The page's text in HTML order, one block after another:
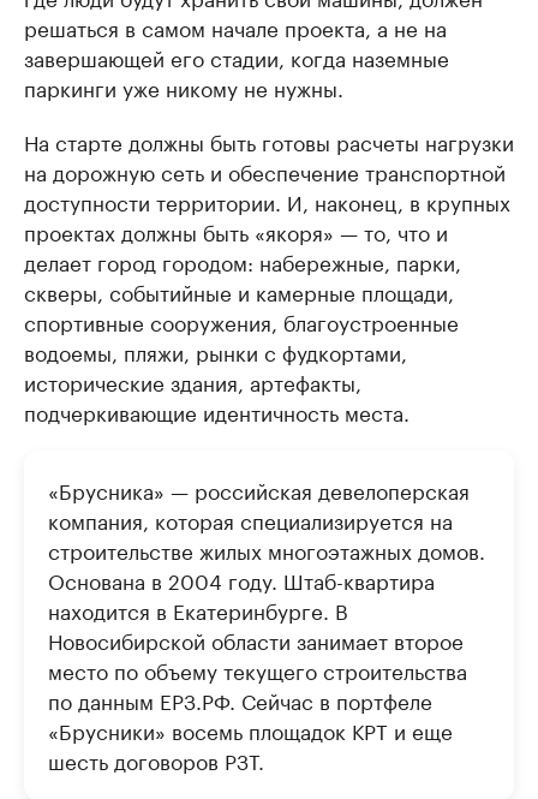
решаться в самом начале проекта, а не на
завершающей его стадии, когда наземные
паркинги уже никому не нужны.
На старте должны быть готовы расчеты нагрузки
на дорожную сеть и обеспечение транспортной
доступности территории. И, наконец, в крупных
проектах должны быть «якоря» — то, что и
делает город городом: набережные, парки,
скверы, событийные и камерные площади,
спортивные сооружения, благоустроенные
водоемы, пляжи, рынки с фудкортами,
исторические здания, артефакты,
подчеркивающие идентичность места.
«Брусника» — российская девелоперская
компания, которая специализируется на
строительстве жилых многоэтажных домов.
Основана в 2004 году. Штаб-квартира
находится в Екатеринбурге. В
Новосибирской области занимает второе
место по объему текущего строительства
по данным ЕРЗ.РФ. Сейчас в портфеле
«Брусники» восемь площадок КРТ и еще
шесть договоров РЗТ.